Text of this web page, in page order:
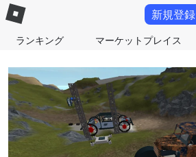
ランキング マーケットプレイス
新規登録